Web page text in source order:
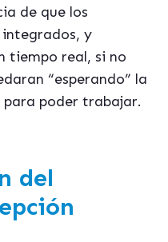
de que los
y
tiempo real, si no
“esperando” la
poder trabajar.
del